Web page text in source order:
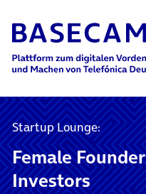
Main Navigation
Startup Lounge:
Female
Investors